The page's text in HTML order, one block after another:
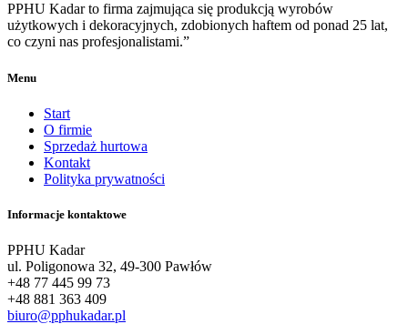
PPHU Kadar to firma zajmująca się produkcją wyrobów
użytkowych i dekoracyjnych, zdobionych haftem od ponad 25 lat,
co czyni nas profesjonalistami.”
Menu
Start
O firmie
Sprzedaż hurtowa
Kontakt
Polityka prywatności
Informacje kontaktowe
PPHU Kadar
ul. Poligonowa 32, 49-300 Pawłów
+48 77 445 99 73
+48 881 363 409
biuro@pphukadar.pl